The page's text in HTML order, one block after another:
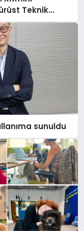
Teknik
sunuldu